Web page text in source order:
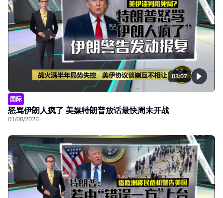
03:07
国际
怒骂伊朗人疯了 美媒特朗普放话最快周末开战
01/08/2026